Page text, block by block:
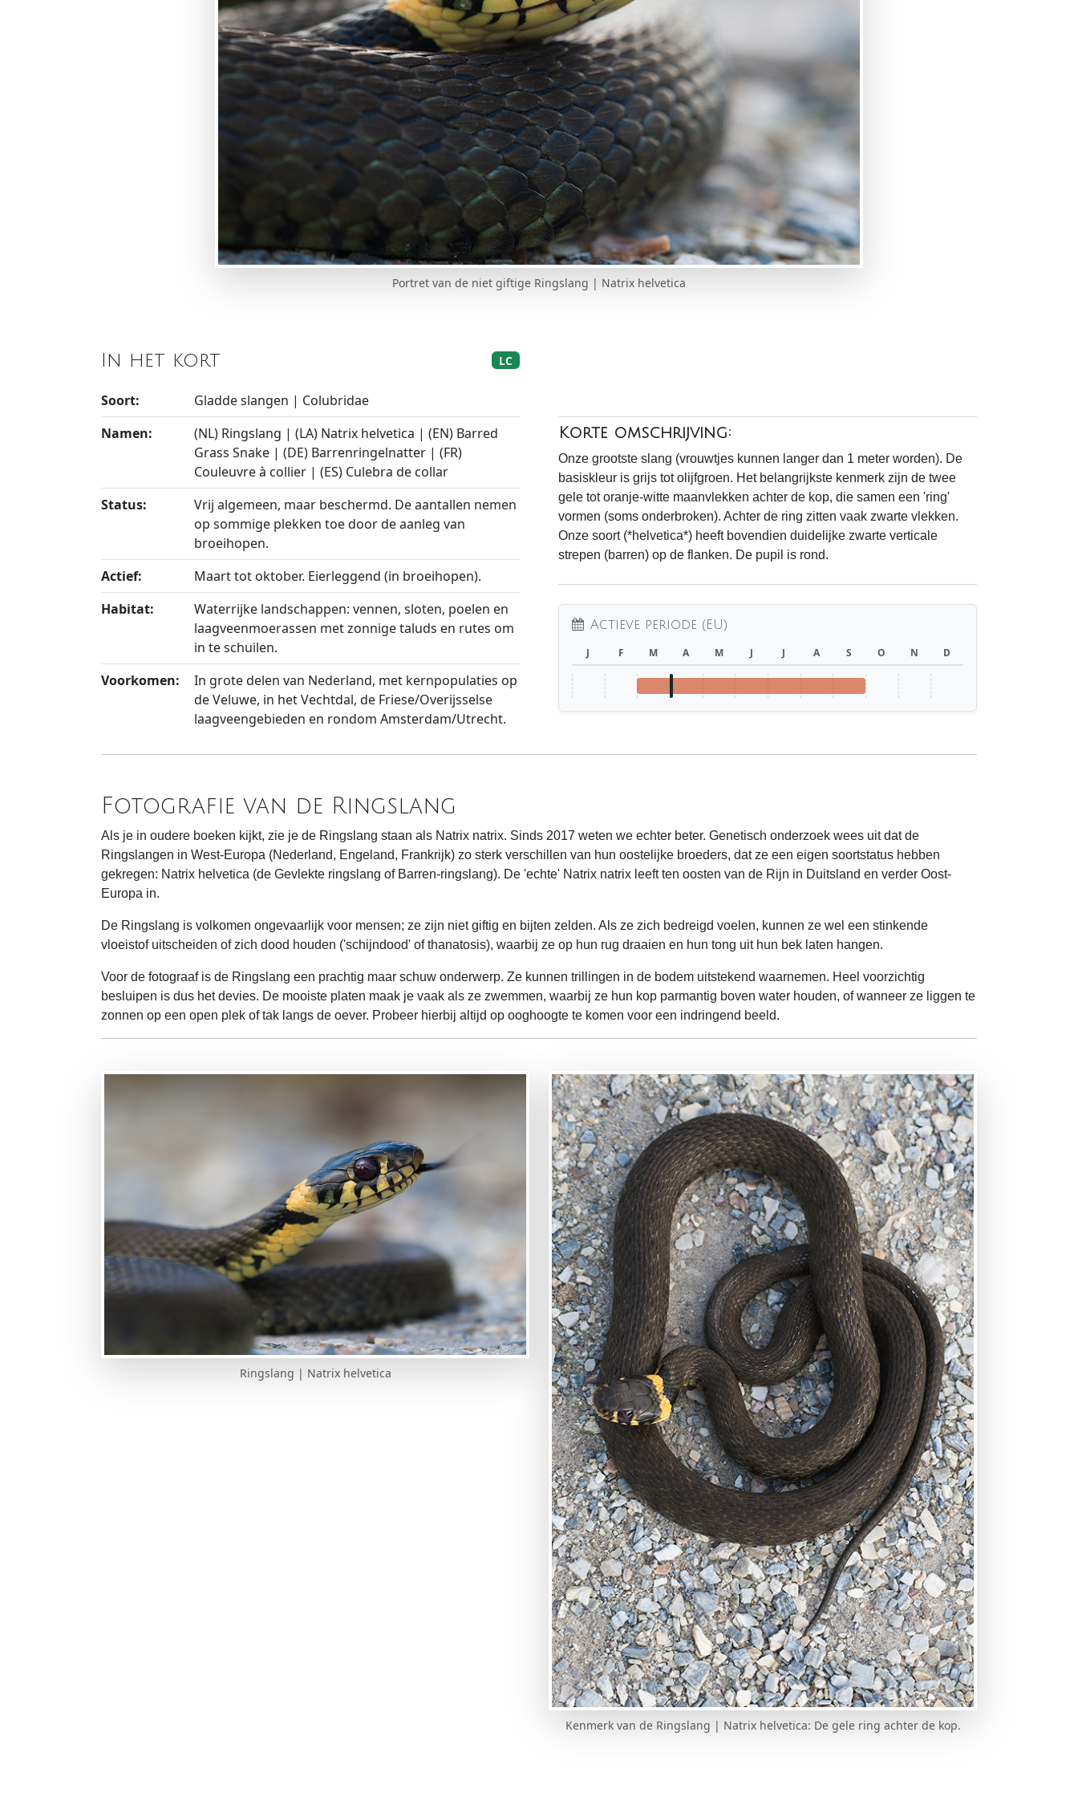
Portret van de niet giftige Ringslang | Natrix helvetica
In het kort LC
Soort:
Gladde slangen | Colubridae
Namen:
(NL) Ringslang | (LA) Natrix helvetica | (EN) Barred
Grass Snake | (DE) Barrenringelnatter | (FR)
Couleuvre à collier | (ES) Culebra de collar
Status:
Vrij algemeen, maar beschermd. De aantallen nemen
op sommige plekken toe door de aanleg van
broeihopen.
Actief:
Maart tot oktober. Eierleggend (in broeihopen).
Habitat:
Waterrijke landschappen: vennen, sloten, poelen en
laagveenmoerassen met zonnige taluds en rutes om
in te schuilen.
Voorkomen:
In grote delen van Nederland, met kernpopulaties op
de Veluwe, in het Vechtdal, de Friese/Overijsselse
laagveengebieden en rondom Amsterdam/Utrecht.
Korte omschrijving:
Onze grootste slang (vrouwtjes kunnen langer dan 1 meter worden). De
basiskleur is grijs tot olijfgroen. Het belangrijkste kenmerk zijn de twee
gele tot oranje-witte maanvlekken achter de kop, die samen een 'ring'
vormen (soms onderbroken). Achter de ring zitten vaak zwarte vlekken.
Onze soort (*helvetica*) heeft bovendien duidelijke zwarte verticale
strepen (barren) op de flanken. De pupil is rond.
Actieve periode (EU)
J F M A M J J A S O N D
Fotografie van de Ringslang
Als je in oudere boeken kijkt, zie je de Ringslang staan als Natrix natrix. Sinds 2017 weten we echter beter. Genetisch onderzoek wees uit dat de
Ringslangen in West-Europa (Nederland, Engeland, Frankrijk) zo sterk verschillen van hun oostelijke broeders, dat ze een eigen soortstatus hebben
gekregen: Natrix helvetica (de Gevlekte ringslang of Barren-ringslang). De 'echte' Natrix natrix leeft ten oosten van de Rijn in Duitsland en verder Oost-
Europa in.
De Ringslang is volkomen ongevaarlijk voor mensen; ze zijn niet giftig en bijten zelden. Als ze zich bedreigd voelen, kunnen ze wel een stinkende
vloeistof uitscheiden of zich dood houden ('schijndood' of thanatosis), waarbij ze op hun rug draaien en hun tong uit hun bek laten hangen.
Voor de fotograaf is de Ringslang een prachtig maar schuw onderwerp. Ze kunnen trillingen in de bodem uitstekend waarnemen. Heel voorzichtig
besluipen is dus het devies. De mooiste platen maak je vaak als ze zwemmen, waarbij ze hun kop parmantig boven water houden, of wanneer ze liggen te
zonnen op een open plek of tak langs de oever. Probeer hierbij altijd op ooghoogte te komen voor een indringend beeld.
Ringslang | Natrix helvetica
Kenmerk van de Ringslang | Natrix helvetica: De gele ring achter de kop.